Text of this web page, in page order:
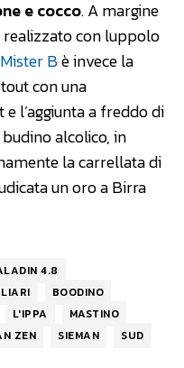
e cocco. A margine
con luppolo
Mister Bè invece la
con una
e l’aggiunta a freddo di
budino alcolico, in
la carrellata di
un oro a Birra
4.8
BOODINO
L'IPPA
MASTINO
ZEN SIEMAN SUD